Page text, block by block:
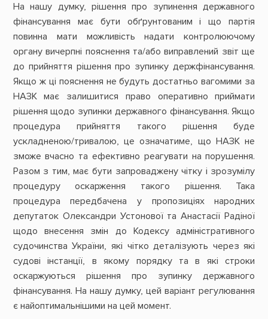
На нашу думку, рішення про зупинення державного
фінансування має бути обґрунтованим і що партія
повинна мати можливість надати контролюючому
органу вичерпні пояснення та/або виправлений звіт ще
до прийняття рішення про зупинку держфінансування.
Якщо ж ці пояснення не будуть достатньо вагомими за
НАЗК має залишитися право оперативно приймати
рішення щодо зупинки державного фінансування. Якщо
процедура прийняття такого рішення буде
ускладненою/тривалою, це означатиме, що НАЗК не
зможе вчасно та ефективно реагувати на порушення.
Разом з тим, має бути запроваджену чітку і зрозумілу
процедуру оскарження такого рішення. Така
процедура передбачена у пропозиціях народних
депутаток Олександри Устонової та Анастасії Радіної
щодо внесення змін до Кодексу адміністративного
судочинства України, які чітко деталізують через які
судові інстанції, в якому порядку та в які строки
оскаржуються рішення про зупинку державного
фінансування. На нашу думку, цей варіант регулювання
є найоптимальнішими на цей момент.